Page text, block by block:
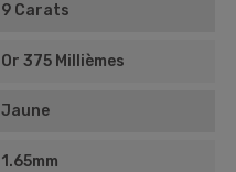
9 Carats
Or 375 Millièmes
Jaune
1.65mm